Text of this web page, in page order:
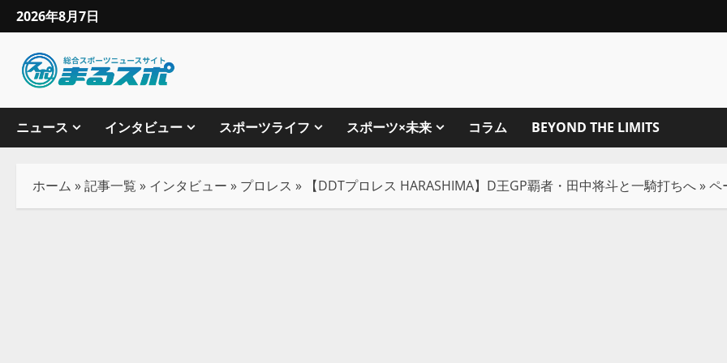
2026年8月7日
ニュース インタビュー スポーツライフ スポーツ×未来 コラム BEYOND THE LIMITS
ホーム »記事一覧 » インタビュー » プロレス » 【DDTプロレス HARASHIMA】D王GP覇者・田中将斗と一騎打ちへ»ペ